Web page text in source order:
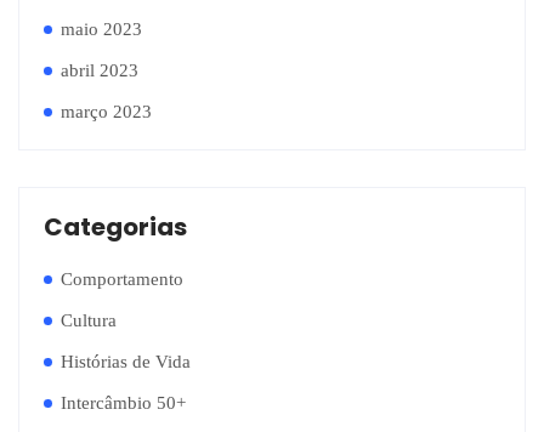
maio 2023
abril 2023
março 2023
Categorias
Comportamento
Cultura
Histórias de Vida
Intercâmbio 50+